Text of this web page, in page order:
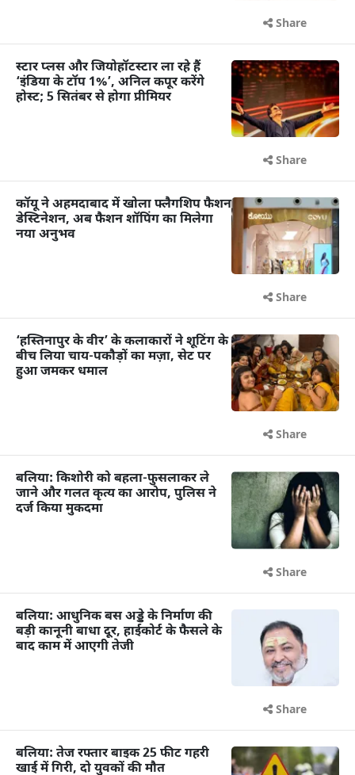
Share
स्टार प्लस और जियोहॉटस्टार ला रहे हैं
‘इंडिया के टॉप 1%’, अनिल कपूर करेंगे
होस्ट; 5 सितंबर से होगा प्रीमियर
Share
कॉयू ने अहमदाबाद में खोला फ्लैगशिप फैशन
डेस्टिनेशन, अब फैशन शॉपिंग का मिलेगा
नया अनुभव
Share
‘हस्तिनापुर के वीर’ के कलाकारों ने शूटिंग के
बीच लिया चाय-पकौड़ों का मज़ा, सेट पर
हुआ जमकर धमाल
Share
बलिया: किशोरी को बहला-फुसलाकर ले
जाने और गलत कृत्य का आरोप, पुलिस ने
दर्ज किया मुकदमा
Share
बलिया: आधुनिक बस अड्डे के निर्माण की
बड़ी कानूनी बाधा दूर, हाईकोर्ट के फैसले के
बाद काम में आएगी तेजी
Share
बलिया: तेज रफ्तार बाइक 25 फीट गहरी
खाई में गिरी, दो युवकों की मौत